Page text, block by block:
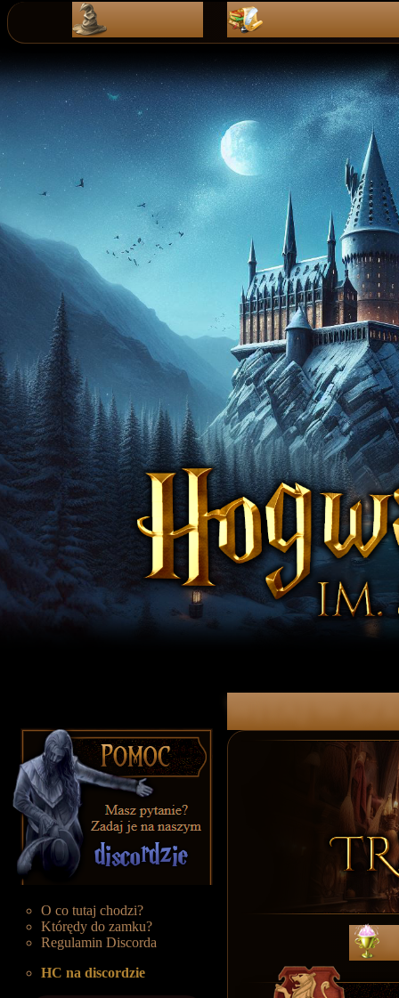
ZaPiSy
O co tutaj chodzi?
Którędy do zamku?
Regulamin Discorda
HC na discordzie
witaj w